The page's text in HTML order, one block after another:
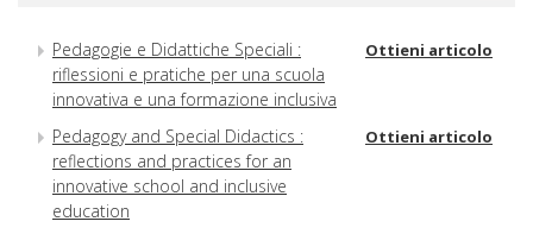
Pedagogie e Didattiche Speciali :
riflessioni e pratiche per una scuola
innovativa e una formazione inclusiva
Ottieni articolo
Pedagogy and Special Didactics :
reflections and practices for an
innovative school and inclusive
education
Ottieni articolo